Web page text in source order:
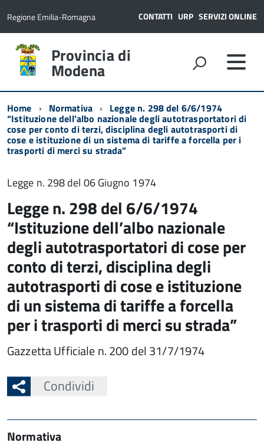
Regione Emilia-Romagna CONTATTI URP SERVIZI ONLINE
Provincia di
Modena
Home Normativa Legge n. 298 del 6/6/1974
“Istituzione dell’albo nazionale degli autotrasportatori di
cose per conto di terzi, disciplina degli autotrasporti di
cose e istituzione di un sistema di tariffe a forcella per i
trasporti di merci su strada”
Legge n. 298 del 06 Giugno 1974
Legge n. 298 del 6/6/1974
“Istituzione dell’albo nazionale
degli autotrasportatori di cose per
conto di terzi, disciplina degli
autotrasporti di cose e istituzione
di un sistema di tariffe a forcella
per i trasporti di merci su strada”
Gazzetta Ufficiale n. 200 del 31/7/1974
Condividi
Normativa